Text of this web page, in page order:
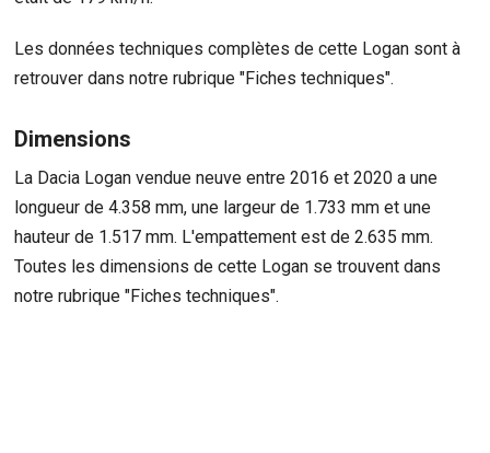
Les données techniques complètes de cette Logan sont à
retrouver dans notre rubrique "Fiches techniques".
Dimensions
La Dacia Logan vendue neuve entre 2016 et 2020 a une
longueur de 4.358 mm, une largeur de 1.733 mm et une
hauteur de 1.517 mm. L'empattement est de 2.635 mm.
Toutes les dimensions de cette Logan se trouvent dans
notre rubrique "Fiches techniques".